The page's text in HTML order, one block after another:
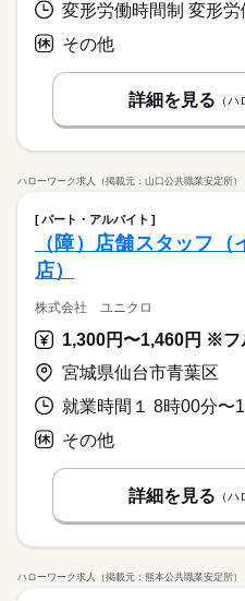
その他
詳細を見る （
ハローワーク求人（掲載元：山口公共職業安定所）
パート・アルバイト
（障）店舗スタッフ
店）
株式会社 ユニクロ
宮城県仙台市青葉区
その他
詳細を見る （
ハローワーク求人（掲載元：熊本公共職業安定所）